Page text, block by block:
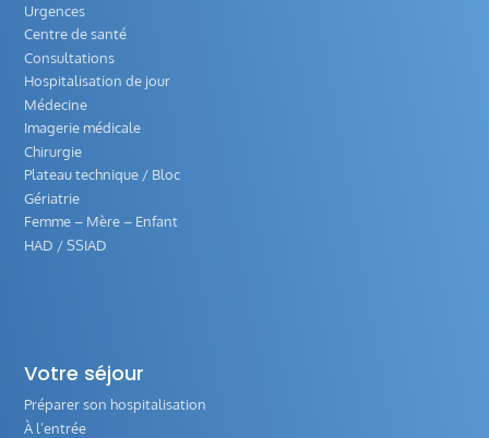
Urgences
Centre de santé
Consultations
Hospitalisation de jour
Médecine
Imagerie médicale
Chirurgie
Plateau technique / Bloc
Gériatrie
Femme – Mère – Enfant
HAD / SSIAD
Votre séjour
Préparer son hospitalisation
À l’entrée